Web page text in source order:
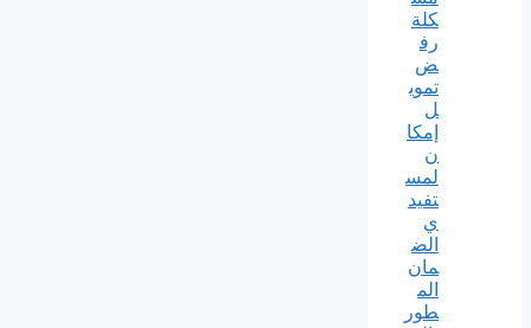
كلة
رف
ض
تموي
ل
إمكا
ن
لمس
تفيد
ي
الض
مان
الم
طور